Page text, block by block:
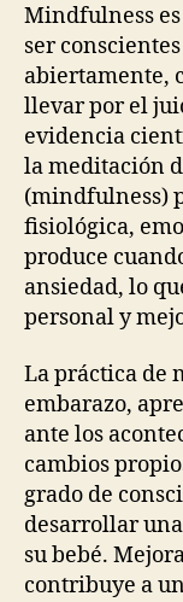
Mindfulness
ser
abiertamente,
llevar por el
evidencia
la meditación
(mindfulness)
fisiológica,
produce
ansiedad, lo
personal y
La práctica de
embarazo,
ante los
cambios
grado de
desarrollar
su bebé.
contribuye a